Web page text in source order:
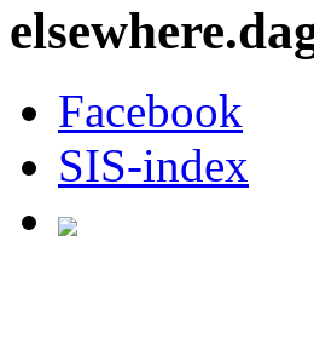
Facebook
SIS-index